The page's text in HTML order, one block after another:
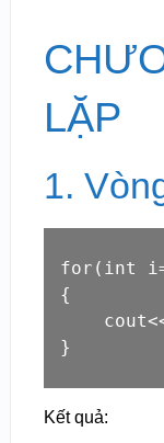
LẶP
1.
for(int
{
}
Kết quả: